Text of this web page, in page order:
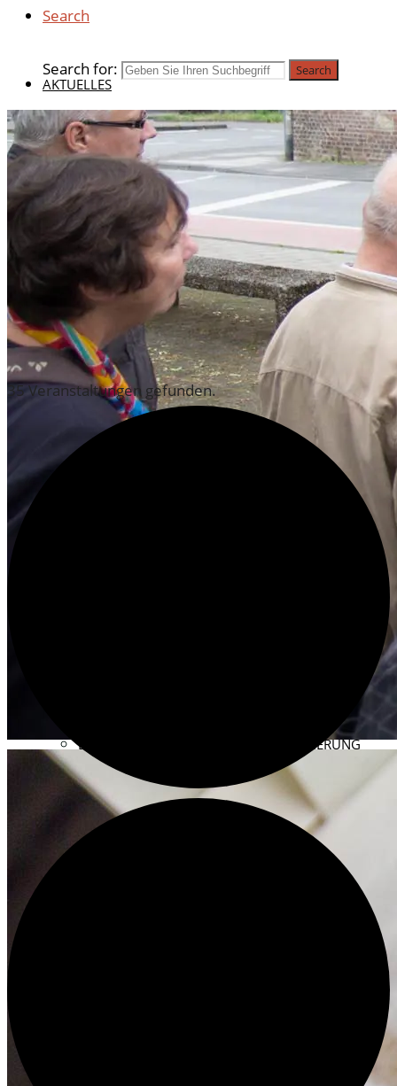
Search
Search for: Search
AKTUELLES
BEITRÄGE 2025
BEITRÄGE 2024
BEITRÄGE 2023
BEITRÄGE 2022
BEITRÄGE 2021
BEITRÄGE 2020
ÄLTERE BEITRÄGE
VERANSTALTUNGEN
AUS DEM ARCHIV
AUSSTELLUNGEN DES HISTORISCHEN ARCHIVS
ZEIG’S MIR! IMAGINES COLONIAE 2020
BESTANDSERHALTUNG UND RESTAURIERUNG
KONSERVATORISCHE MASSNAHMEN
YOUTUBE-KANAL DES HISTORISCHEN ARCHIVS ↗
DER VEREIN
35 Veranstaltungen gefunden.